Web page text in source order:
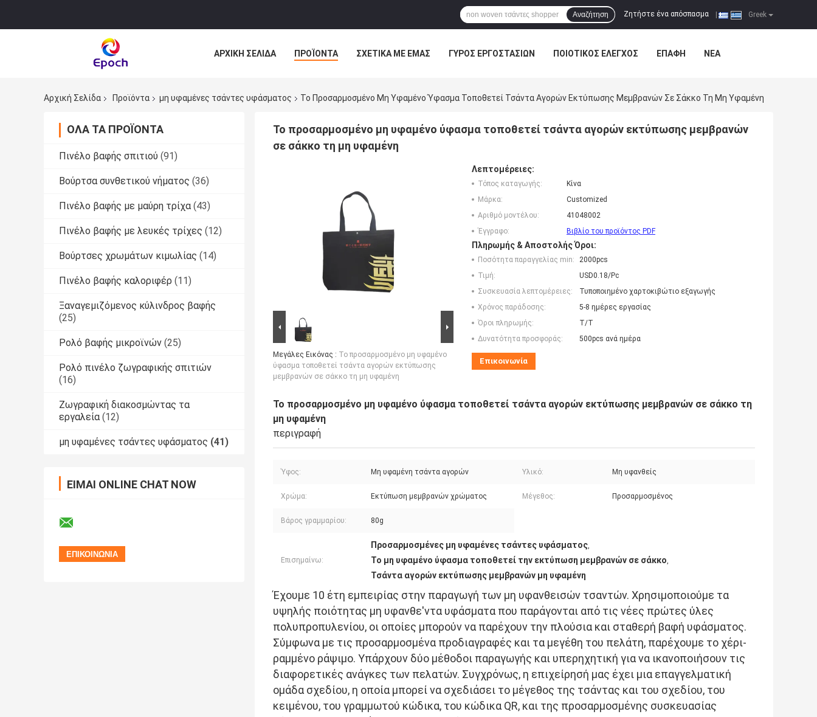
Greek
Ζητήστε ένα απόσπασμα
Αναζήτηση
ΑΡΧΙΚΉ ΣΕΛΊΔΑ ΠΡΟΪΌΝΤΑ ΣΧΕΤΙΚΆ ΜΕ ΕΜΆΣ ΓΎΡΟΣ ΕΡΓΟΣΤΑΣΊΩΝ ΠΟΙΟΤΙΚΌΣ ΈΛΕΓΧΟΣ ΕΠΑΦΉ ΝΈΑ
Αρχική Σελίδα
Προϊόντα μη υφαμένες τσάντες υφάσματος Το Προσαρμοσμένο Μη Υφαμένο Ύφασμα Τοποθετεί Τσάντα Αγορών Εκτύπωσης Μεμβρανών Σε Σάκκο Τη Μη Υφαμένη
ΌΛΑ ΤΑ ΠΡΟΪΌΝΤΑ
Πινέλο βαφής σπιτιού (91)
Βούρτσα συνθετικού νήματος (36)
Πινέλο βαφής με μαύρη τρίχα (43)
Πινέλο βαφής με λευκές τρίχες (12)
Βούρτσες χρωμάτων κιμωλίας (14)
Πινέλο βαφής καλοριφέρ (11)
Ξαναγεμιζόμενος κύλινδρος βαφής
(25)
Ρολό βαφής μικροϊνών (25)
Ρολό πινέλο ζωγραφικής σπιτιών
(16)
Ζωγραφική διακοσμώντας τα
εργαλεία (12)
μη υφαμένες τσάντες υφάσματος (41)
ΕΊΜΑΙ ONLINE CHAT NOW
Το προσαρμοσμένο μη υφαμένο ύφασμα τοποθετεί τσάντα αγορών εκτύπωσης μεμβρανών
σε σάκκο τη μη υφαμένη
Μεγάλες Εικόνας : Το προσαρμοσμένο μη υφαμένο
ύφασμα τοποθετεί τσάντα αγορών εκτύπωσης
μεμβρανών σε σάκκο τη μη υφαμένη
Λεπτομέρειες:
Τόπος καταγωγής:
Κίνα
Μάρκα:
Customized
Αριθμό μοντέλου:
41048002
Έγγραφο:
Βιβλίο του προϊόντος PDF
Πληρωμής & Αποστολής Όροι:
Ποσότητα παραγγελίας min:
2000pcs
Τιμή:
USD0.18/Pc
Συσκευασία λεπτομέρειες:
Τυποποιημένο χαρτοκιβώτιο εξαγωγής
Χρόνος παράδοσης:
5-8 ημέρες εργασίας
Όροι πληρωμής:
T/T
Δυνατότητα προσφοράς:
500pcs ανά ημέρα
Επικοινωνία
Το προσαρμοσμένο μη υφαμένο ύφασμα τοποθετεί τσάντα αγορών εκτύπωσης μεμβρανών σε σάκκο τη
μη υφαμένη
περιγραφή
Ύφος: Μη υφαμένη τσάντα αγορών Υλικό: Μη υφανθείς
Χρώμα: Εκτύπωση μεμβρανών χρώματος Μέγεθος: Προσαρμοσμένος
Βάρος γραμμαρίου: 80g
Επισημαίνω:
Προσαρμοσμένες μη υφαμένες τσάντες υφάσματος,
Το μη υφαμένο ύφασμα τοποθετεί την εκτύπωση μεμβρανών σε σάκκο,
Τσάντα αγορών εκτύπωσης μεμβρανών μη υφαμένη
Έχουμε 10 έτη εμπειρίας στην παραγωγή των μη υφανθεισών τσαντών. Χρησιμοποιούμε τα
υψηλής ποιότητας μη υφανθε'ντα υφάσματα που παράγονται από τις νέες πρώτες ύλες
πολυπροπυλενίου, οι οποίες μπορούν να παρέχουν την πλούσια και σταθερή βαφή υφάσματος.
Σύμφωνα με τις προσαρμοσμένα προδιαγραφές και τα μεγέθη του πελάτη, παρέχουμε το χέρι-
ραμμένο ράψιμο. Υπάρχουν δύο μέθοδοι παραγωγής και υπερηχητική για να ικανοποιήσουν τις
διαφορετικές ανάγκες των πελατών. Συγχρόνως, η επιχείρησή μας έχει μια επαγγελματική
ομάδα σχεδίου, η οποία μπορεί να σχεδιάσει το μέγεθος της τσάντας και του σχεδίου, του
κειμένου, του γραμμωτού κώδικα, του κώδικα QR, και της προσαρμοσμένης συσκευασίας